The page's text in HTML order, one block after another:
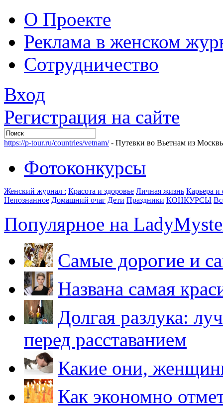
О Проекте
Реклама в женском
Сотрудничество
Вход
Регистрация на сайте
https://p-tour.ru/countries/vetnam/- Путевки во Вьетнам из
Фотоконкурсы
Женский журнал : Красота и здоровье Личная жизнь Карьера
Непознанное Домашний очаг Дети Праздники КОНКУРСЫ
Популярное на
Самые дорогие и
Названа самая
Долгая разлука:
перед расставанием
Какие они,
Как экономно